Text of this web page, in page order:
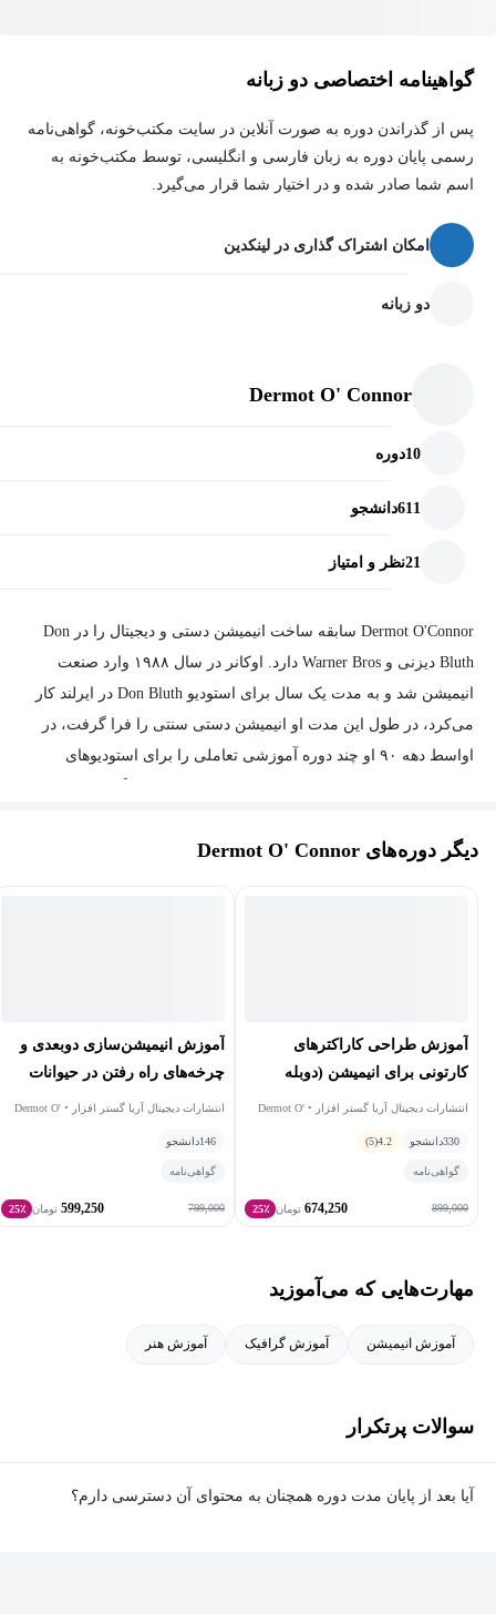
گواهینامه اختصاصی دو زبانه
پس از گذراندن دوره به صورت آنلاین در سایت مکتب‌خونه، گواهی‌نامه
رسمی پایان دوره به زبان فارسی و انگلیسی، توسط مکتب‌خونه به
اسم شما صادر شده و در اختیار شما قرار می‌گیرد.
امکان اشتراک گذاری در لینکدین
دو زبانه
Dermot O' Connor
10دوره
611دانشجو
21نظر و امتیاز
Dermot O'Connor سابقه ساخت انیمیشن دستی و دیجیتال را در Don
Bluth دیزنی و Warner Bros دارد. اوکانر در سال ۱۹۸۸ وارد صنعت
انیمیشن شد و به مدت یک سال برای استودیو Don Bluth در ایرلند کار
می‌کرد، در طول این مدت او انیمیشن دستی سنتی را فرا گرفت، در
اواسط دهه ۹۰ او چند دوره آموزشی تعاملی را برای استودیوهای
سال ۲۰۰۰ با نرم‌افزار Flash آشنا شد و شروع به انیمیشن‌سازی برای
دیگر دوره‌های Dermot O' Connor
آموزش طراحی کاراکترهای
کارتونی برای انیمیشن (دوبله
تخصصی)
انتشارات دیجیتال آریا گستر افزار • Dermot O'
330دانشجو 4.2
(5)
گواهی‌نامه
899,000
674,250 تومان 25٪
آموزش انیمیشن‌سازی دوبعدی و
چرخه‌های راه رفتن در حیوانات
(دوبله تخصصی)
انتشارات دیجیتال آریا گستر افزار • Dermot O'
146دانشجو
گواهی‌نامه
799,000
599,250 تومان 25٪
مهارت‌هایی که می‌آموزید
آموزش انیمیشن آموزش گرافیک آموزش هنر
سوالات پرتکرار
آیا بعد از پایان مدت دوره همچنان به محتوای آن دسترسی دارم؟